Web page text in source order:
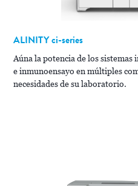
ALINITYci-series
Aúna la potencia de los
e inmunoensayo en múltiples
necesidades de su laboratorio.